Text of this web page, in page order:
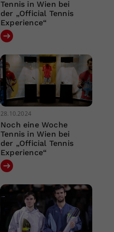
Tennis in Wien bei
der „Official Tennis
Experience“
28.10.2024
Noch eine Woche
Tennis in Wien bei
der „Official Tennis
Experience“